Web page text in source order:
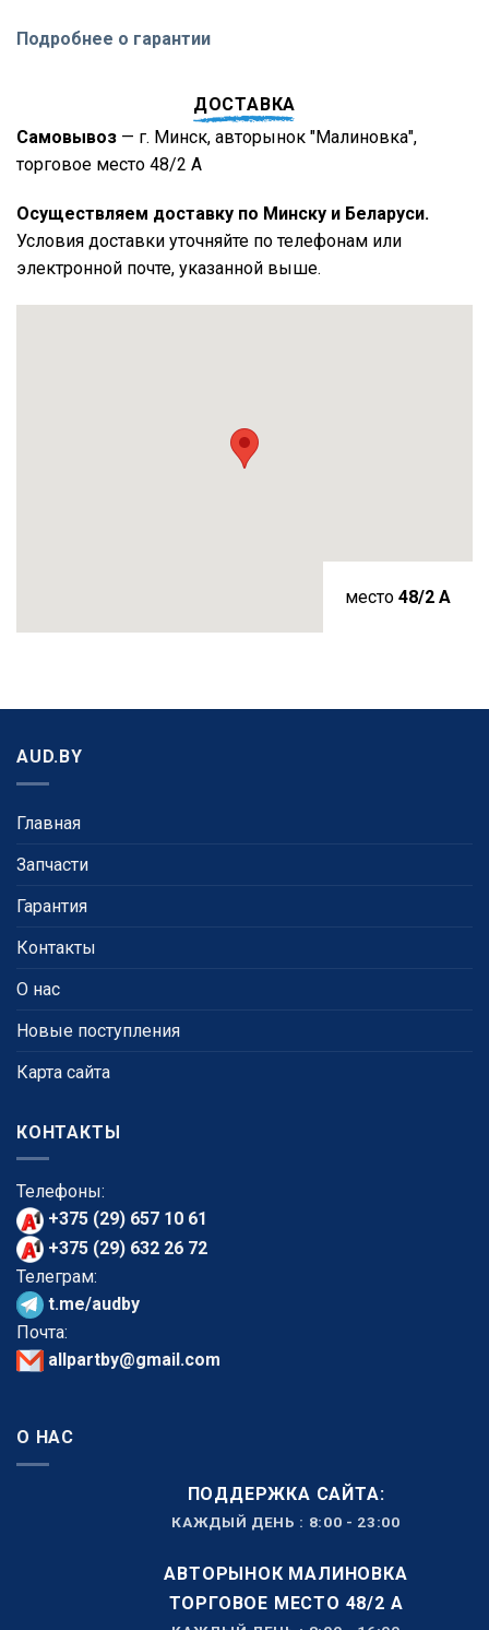
Подробнее о гарантии
ДОСТАВКА
Самовывоз — г. Минск, авторынок "Малиновка",
торговое место 48/2 А
Осуществляем доставку по Минску и Беларуси.
Условия доставки уточняйте по телефонам или
электронной почте, указанной выше.
место 48/2 A
AUD.BY
Главная
Запчасти
Гарантия
Контакты
О нас
Новые поступления
Карта сайта
КОНТАКТЫ
Телефоны:
+375 (29) 657 10 61
+375 (29) 632 26 72
Телеграм:
t.me/audby
Почта:
allpartby@gmail.com
О НАС
ПОДДЕРЖКА САЙТА:
КАЖДЫЙ ДЕНЬ : 8:00 - 23:00
АВТОРЫНОК МАЛИНОВКА
ТОРГОВОЕ МЕСТО 48/2 А